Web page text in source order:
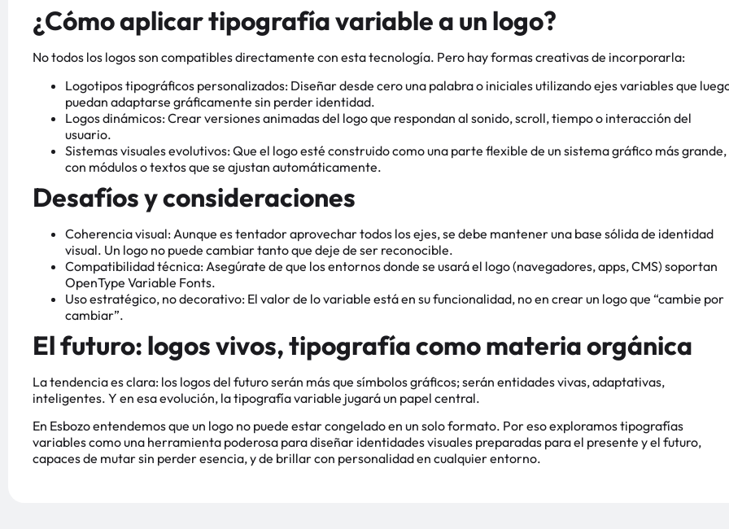
¿Cómo aplicar tipografía variable a un logo?
No todos los logos son compatibles directamente con esta tecnología. Pero hay formas creativas de incorporarla:
Logotipos tipográficos personalizados: Diseñar desde cero una palabra o iniciales utilizando ejes variables que
puedan adaptarse gráficamente sin perder identidad.
Logos dinámicos: Crear versiones animadas del logo que respondan al sonido, scroll, tiempo o interacción del
usuario.
Sistemas visuales evolutivos: Que el logo esté construido como una parte flexible de un sistema gráfico más grande,
con módulos o textos que se ajustan automáticamente.
Desafíos y consideraciones
Coherencia visual: Aunque es tentador aprovechar todos los ejes, se debe mantener una base sólida de identidad
visual. Un logo no puede cambiar tanto que deje de ser reconocible.
Compatibilidad técnica: Asegúrate de que los entornos donde se usará el logo (navegadores, apps, CMS) soportan
OpenType Variable Fonts.
Uso estratégico, no decorativo: El valor de lo variable está en su funcionalidad, no en crear un logo que “cambie por
cambiar”.
El futuro: logos vivos, tipografía como materia orgánica
La tendencia es clara: los logos del futuro serán más que símbolos gráficos; serán entidades vivas, adaptativas,
inteligentes. Y en esa evolución, la tipografía variable jugará un papel central.
En Esbozo entendemos que un logo no puede estar congelado en un solo formato. Por eso exploramos tipografías
variables como una herramienta poderosa para diseñar identidades visuales preparadas para el presente y el futuro,
capaces de mutar sin perder esencia, y de brillar con personalidad en cualquier entorno.